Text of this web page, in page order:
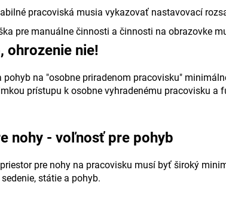
pracoviská musia vykazovať nastavovací
pre manuálne činnosti a činnosti na obrazovke
ohrozenie nie!
na "osobne priradenom pracovisku"
prístupu k osobne vyhradenému pracovisku
nohy - voľnosť pre pohyb
pre nohy na pracovisku musí byť široký
státie a pohyb.